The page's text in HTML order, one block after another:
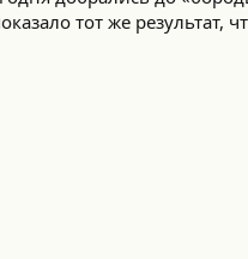
тот же